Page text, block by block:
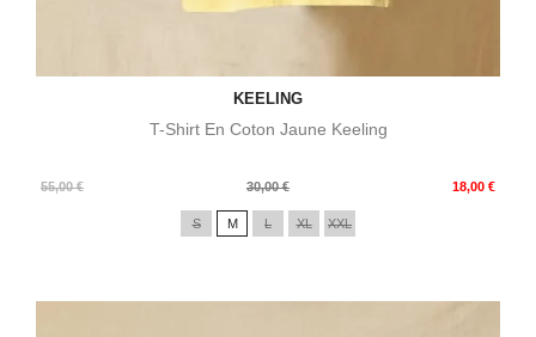
KEELING
T-Shirt En Coton Jaune Keeling
55,00 €
Prix
30,00 € 18,00 €
Prix
S M L XL XXL